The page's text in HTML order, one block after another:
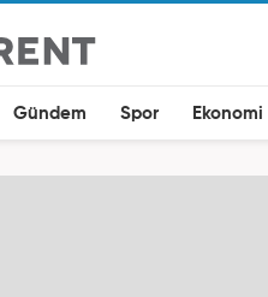
Gündem Spor Ekonomi